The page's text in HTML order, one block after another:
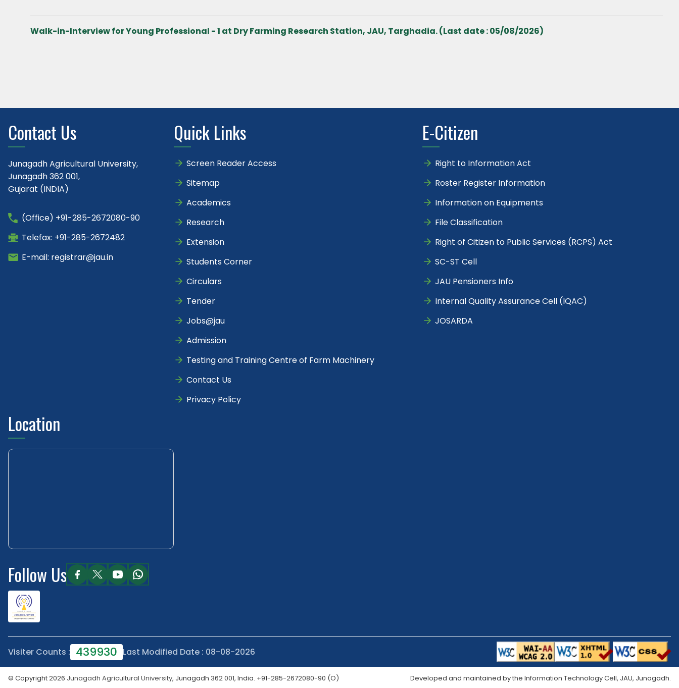
Walk-in-Interview for Young Professional - 1 at Dry Farming Research Station, JAU, Targhadia. (Last date : 05/08/2026)
Contact Us
Junagadh Agricultural University,
Junagadh 362 001,
Gujarat (INDIA)
(Office) +91-285-2672080-90
Telefax: +91-285-2672482
E-mail: registrar@jau.in
Quick Links
Screen Reader Access
Sitemap
Academics
Research
Extension
Students Corner
Circulars
Tender
Jobs@jau
Admission
Testing and Training Centre of Farm Machinery
Contact Us
Privacy Policy
E-Citizen
Right to Information Act
Roster Register Information
Information on Equipments
File Classification
Right of Citizen to Public Services (RCPS) Act
SC-ST Cell
JAU Pensioners Info
Internal Quality Assurance Cell (IQAC)
JOSARDA
Location
Follow Us
Visiter Counts : 439930 Last Modified Date : 08-08-2026
© Copyright 2026 Junagadh Agricultural University, Junagadh 362 001, India. +91-285-2672080-90 (O) Developed and maintained by the Information Technology Cell, JAU, Junagadh.